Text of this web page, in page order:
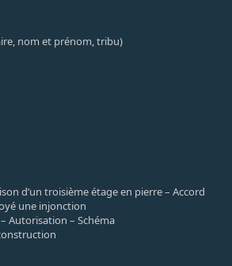
nom et prénom, tribu)
d’un troisième étage en pierre – Accord
une injonction
Autorisation – Schéma